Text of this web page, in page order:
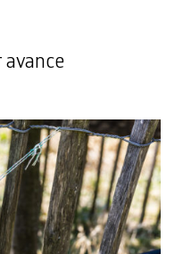
avance